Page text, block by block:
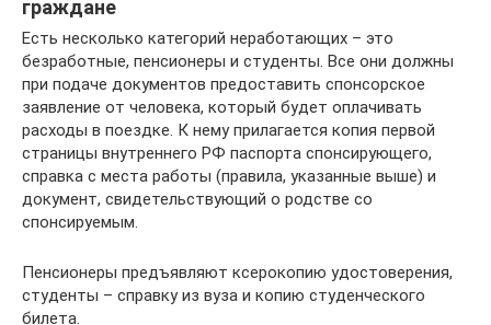
граждане
Есть несколько категорий неработающих – это
безработные, пенсионеры и студенты. Все они должны
при подаче документов предоставить спонсорское
заявление от человека, который будет оплачивать
расходы в поездке. К нему прилагается копия первой
страницы внутреннего РФ паспорта спонсирующего,
справка с места работы (правила, указанные выше) и
документ, свидетельствующий о родстве со
спонсируемым.
Пенсионеры предъявляют ксерокопию удостоверения,
студенты – справку из вуза и копию студенческого
билета.